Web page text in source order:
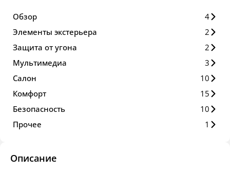
Обзор
4
Элементы экстерьера
2
Защита от угона
2
Мультимедиа
3
Салон
10
Комфорт
15
Безопасность
10
Прочее
1
Описание